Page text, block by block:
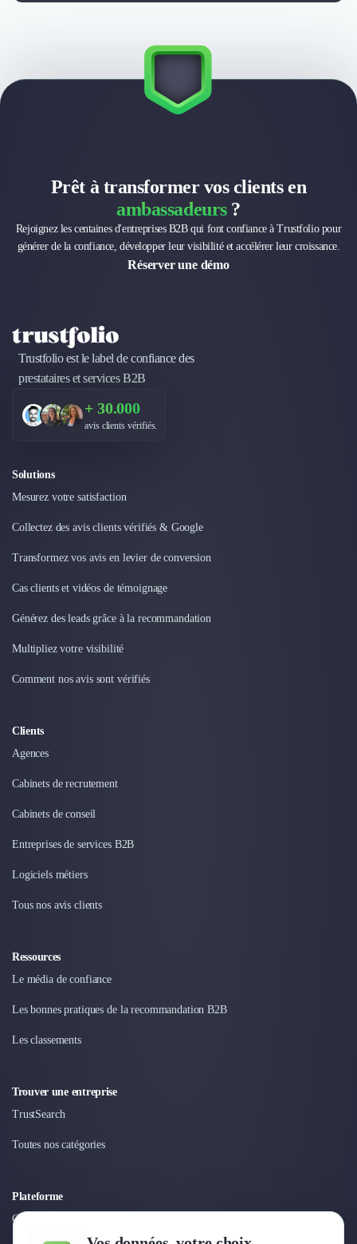
Fiscalité
UX & UI Design
Design Industriel
Support Client
Téléphonie & Télécommunication
Recherche Utilisateur
Design Thinking
Stratégie Digitale
Création de Site Internet
Développement d'Application Mobile
Direction Artistique
Cybersécurité
Intelligence Artificielle (IA)
Déménagement
Logistique
Traduction
Conception & Aménagement de Bureaux
Accélérateurs et incubateurs
Autres
Gestion Immobilière
Courtage en Energie
Désinfection & décontamination
Clubs & Réseaux Professionnels
Prêt à transformer vos clients en
ambassadeurs?
Rejoignez les centaines d'entreprises B2B qui font confiance à Trustfolio pour
générer de la confiance, développer leur visibilité et accélérer leur croissance.
Réserver une démo
Trustfolio est le label de confiance des
prestataires et services B2B
+ 30.000
avis clients vérifiés.
Solutions
Mesurez votre satisfaction
Collectez des avis clients vérifiés & Google
Transformez vos avis en levier de conversion
Cas clients et vidéos de témoignage
Générez des leads grâce à la recommandation
Multipliez votre visibilité
Comment nos avis sont vérifiés
Clients
Agences
Cabinets de recrutement
Cabinets de conseil
Entreprises de services B2B
Logiciels métiers
Tous nos avis clients
Ressources
Le média de confiance
Les bonnes pratiques de la recommandation B2B
Les classements
Trouver une entreprise
TrustSearch
Toutes nos catégories
Plateforme
Connexion